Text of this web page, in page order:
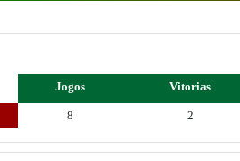
Jogos Vitorias
8 2